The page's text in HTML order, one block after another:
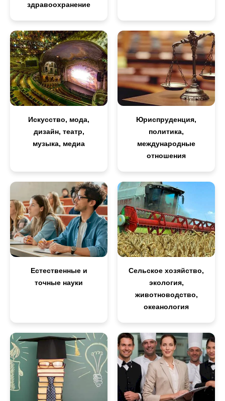
здравоохранение
Искусство, мода,
дизайн, театр,
музыка, медиа
Юриспруденция,
политика,
международные
отношения
Естественные и
точные науки
Сельское хозяйство,
экология,
животноводство,
океанология